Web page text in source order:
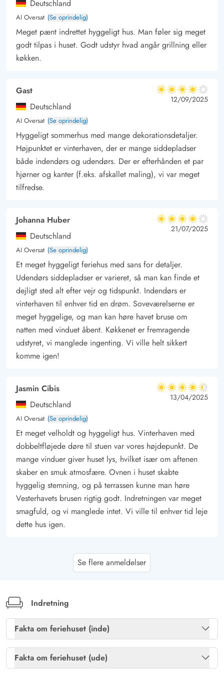
Sommerhuset ligger på Hjelmevej syd for Søndervig. Huset er
kun 650 meter fra det brusende Vesterhav, der uanset årstiden
altid er et besøg være. I Søndervig, som ligger ca. 1 km fra
huset, finder I flere aktiviteter såsom Lalandia, hvor børn og
sandskulptur festival, et godt og stort supermarked og flere
shoppemuligheder.
Fortsætter I nogle kilometer mod syd, kommer I til den lille
hyggelige havneby Hvide Sande, som har masser af byde på
for både børn og voksne. Her kan I fisk, bade shoppe eller
spise på én af byens mange, hyggelige restauranter.
Deutschland
AI Oversat (Se oprindelig)
Meget pænt indrettet hyggeligt hus. Man føler sig meget
godt tilpas i huset. Godt udstyr hvad angår grillning eller
køkken.
Gast
Deutschland
AI Oversat (Se oprindelig)
4 ud af 5
4 ud af 5
4 out of 5
12/09/2025
Hyggeligt sommerhus med mange dekorationsdetaljer.
Højpunktet er vinterhaven, der er mange siddepladser
både indendørs og udendørs. Der er efterhånden et par
hjørner og kanter (f.eks. afskallet maling), vi var meget
tilfredse.
Johanna Huber
Deutschland
AI Oversat (Se oprindelig)
4 ud af 5
4 ud af 5
4 out of 5
21/07/2025
Et meget hyggeligt feriehus med sans for detaljer.
Udendørs siddepladser er varieret, så man kan finde et
dejligt sted alt efter vejr og tidspunkt. Indendørs er
vinterhaven til enhver tid en drøm. Soveværelserne er
meget hyggelige, og man kan høre havet bruse om
natten med vinduet åbent. Køkkenet er fremragende
udstyret, vi manglede ingenting. Vi ville helt sikkert
komme igen!
Jasmin Cibis
Deutschland
AI Oversat (Se oprindelig)
4.5 ud af 5
4.5 ud af 5
4.5 out of 5
13/04/2025
Et meget velholdt og hyggeligt hus. Vinterhaven med
dobbeltfløjede døre til stuen var vores højdepunkt. De
mange vinduer giver huset lys, hvilket især om aftenen
skaber en smuk atmosfære. Ovnen i huset skabte
hyggelig stemning, og på terrassen kunne man høre
Vesterhavets brusen rigtig godt. Indretningen var meget
smagfuld, og vi manglede intet. Vi ville til enhver tid leje
dette hus igen.
Huset er meget godt opdelt og kærligt indrettet. Ideelt til
vinterhave og den store terrasse, hvor man næsten kan
nyde solen hele dagen. Desuden er beliggenheden
fantastisk - nabohusene har en mærkbar afstand, til
stranden går man en 10-minutters spadseretur gennem
Se flere anmeldelser
Indretning
Fakta om feriehuset (inde)
Brændeovn
Ja
Fakta om feriehuset (ude)